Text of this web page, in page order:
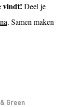
Green
vindt! Deel je
. Samen maken